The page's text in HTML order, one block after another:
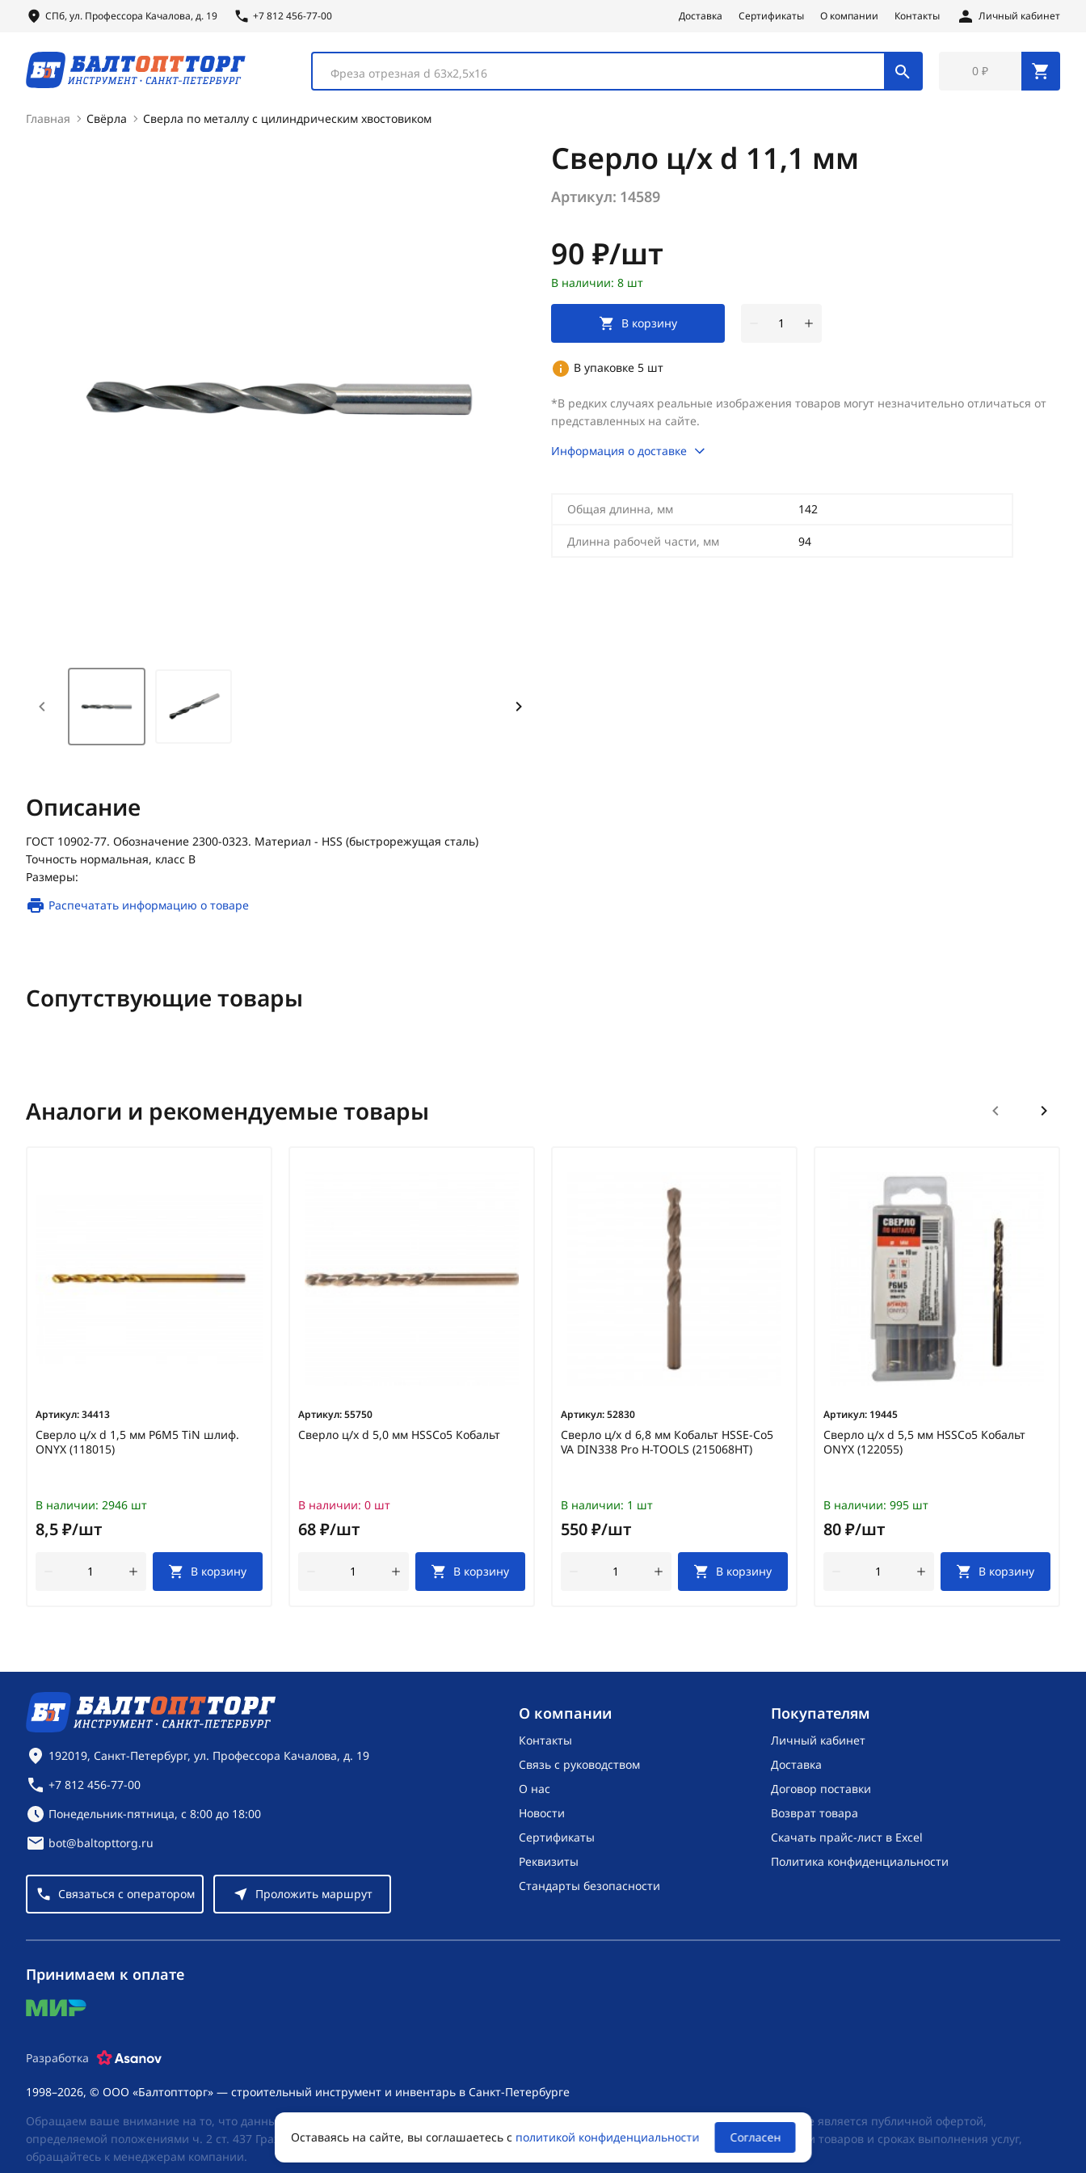
СПб, ул. Профессора Качалова, д. 19 +7 812 456-77-00 Доставка Сертификаты О компании Контакты Личный кабинет
Фреза отрезная d 63х2,5х16 0 ₽
Главная Свёрла Сверла по металлу с цилиндрическим хвостовиком
Сверло ц/х d 11,1 мм
Артикул: 14589
Цена:
90 ₽/шт
В наличии: 8 шт
В корзину
В упаковке 5 шт
*В редких случаях реальные изображения товаров могут незначительно отличаться от
представленных на сайте.
Информация о доставке
Общая длинна, мм 142
Длинна рабочей части, мм 94
Описание
ГОСТ 10902-77. Обозначение 2300-0323. Материал - HSS (быстрорежущая сталь)
Точность нормальная, класс В
Размеры:
Распечатать информацию о товаре
Сопутствующие товары
Аналоги и рекомендуемые товары
Артикул:34413
Сверло ц/х d 1,5 мм Р6М5 TiN шлиф.
ONYX (118015)
В наличии: 2946 шт
8,5 ₽/шт
В корзину
Артикул:55750
Сверло ц/х d 5,0 мм HSSCo5 Кобальт
В наличии: 0 шт
68 ₽/шт
В корзину
Артикул:52830
Сверло ц/х d 6,8 мм Кобальт HSSE-Co5
VA DIN338 Pro H-TOOLS (215068HT)
В наличии: 1 шт
550 ₽/шт
В корзину
Артикул: 19445
Сверло ц/х d 5,5 мм HSSCo5 Кобальт
ONYX (122055)
В наличии: 995 шт
80 ₽/шт
В корзину
O компании
Контакты
Связь с руководством
О нас
Новости
Сертификаты
Реквизиты
Стандарты безопасности
Покупателям
Личный кабинет
Доставка
Договор поставки
Возврат товара
Скачать прайс-лист в Excel
Политика конфиденциальности
Контактная информация
192019, Санкт-Петербург, ул. Профессора Качалова, д. 19
+7 812 456-77-00
Режим работы:
Понедельник-пятница, с 8:00 до 18:00
bot@baltopttorg.ru
Связаться с оператором Проложить маршрут
1998–2026, © ООО «Балтоптторг» — строительный инструмент и инвентарь в Санкт-Петербурге
Обращаем ваше внимание на то, что данный интернет-сайт носит исключительно информационный характер и ни при каких условиях не является публичной офертой,
определяемой положениями ч. 2 ст. 437 Гражданского кодекса Российской Федерации. Для получения подробной информации о стоимости товаров и сроках выполнения услуг,
обращайтесь к менеджерам компании.
Принимаем к оплате
mir
Разработка
Оставаясь на сайте, вы соглашаетесь с политикой конфиденциальности Согласен